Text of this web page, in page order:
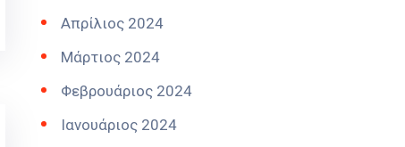
Απρίλιος 2024
Μάρτιος 2024
Φεβρουάριος 2024
Ιανουάριος 2024